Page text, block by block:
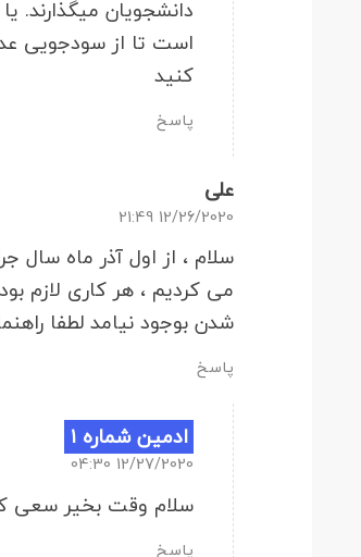
دانشجویان میگذارند.
است تا از سودجویی
کنید
پاسخ
علی
12/26/2020 21:49
سلام ، از اول آذر ماه سال
می کردیم ، هر کاری لازم
شدن بوجود نیامد لطفا
پاسخ
ادمین شماره ۱
12/27/2020 04:30
سلام وقت بخیر سعی
پاسخ